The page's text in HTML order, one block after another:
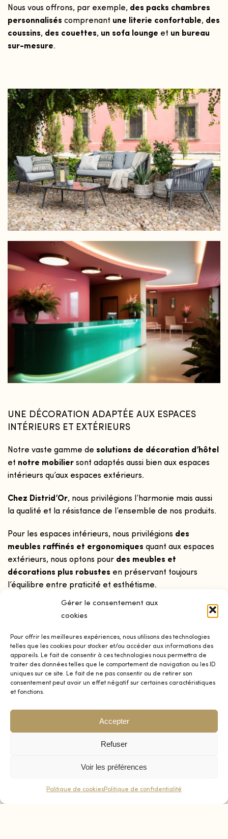
Gérer le consentement aux
cookies
Pour offrir les meilleures expériences, nous utilisons des technologies
telles que les cookies pour stocker et/ou accéder aux informations des
appareils. Le fait de consentir à ces technologies nous permettra de
traiter des données telles que le comportement de navigation ou les ID
uniques sur ce site. Le fait de ne pas consentir ou de retirer son
consentement peut avoir un effet négatif sur certaines caractéristiques
et fonctions.
Accepter
Refuser
Voir les préférences
Politique de cookiesPolitique de confidentialité
Nous vous offrons, par exemple, des packs chambres
personnalisés comprenant une literie confortable, des
coussins, des couettes, un sofa lounge et un bureau
sur-mesure.
UNE DÉCORATION ADAPTÉE AUX ESPACES
INTÉRIEURS ET EXTÉRIEURS
Notre vaste gamme de solutions de décoration d’hôtel
et notre mobilier sont adaptés aussi bien aux espaces
intérieurs qu’aux espaces extérieurs.
Chez Distrid’Or, nous privilégions l’harmonie mais aussi
la qualité et la résistance de l’ensemble de nos produits.
Pour les espaces intérieurs, nous privilégions des
meubles raffinés et ergonomiques quant aux espaces
extérieurs, nous optons pour des meubles et
décorations plus robustes en préservant toujours
l’équilibre entre praticité et esthétisme.
supplémentaire à vos environnements en plein air.
UNE DÉCORATION D’HÔTEL DURABLE
ET DE QUALITÉ
Dans le secteur hôtelier, l’impression visuelle mais aussi
des accessoires de décoration et un
mobilier durables et de qualité
Aujourd’hui, la durabilité des équipements est un enjeu
opté pourdes matériaux durablesetdes designs